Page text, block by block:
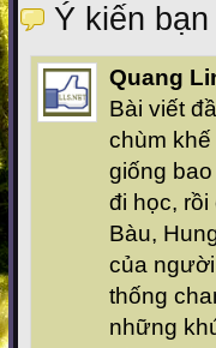
Ý kiến bạn
Quang
Bài viết
chùm
giống
đi học,
Bàu,
của
thống
những